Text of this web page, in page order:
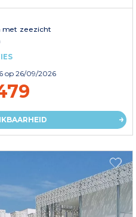
met zeezicht
op 26/09/2026